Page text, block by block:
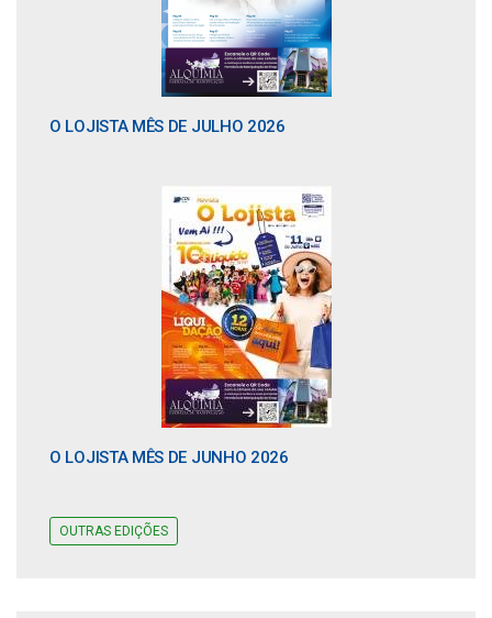
O LOJISTA MÊS DE JULHO 2026
O LOJISTA MÊS DE JUNHO 2026
OUTRAS EDIÇÕES